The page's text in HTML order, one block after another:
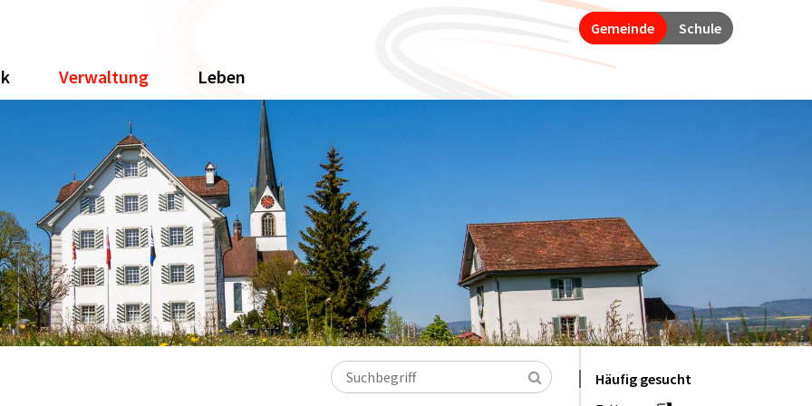
Verwaltung Leben
Gemeinde Schule
Suchbegriff Suchen
Häufig gesucht